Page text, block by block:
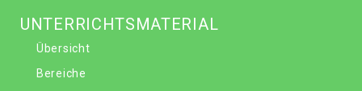
UNTERRICHTSMATERIAL
Übersicht
Bereiche